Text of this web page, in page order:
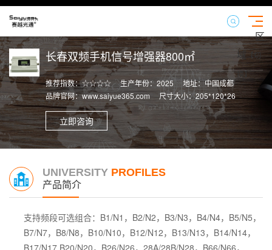
区
域【切
换】
长春双频手机信号增强器800㎡
推荐指数：☆☆☆☆ 生产年份：2025
地址：中国成都
品牌官网：www.saiyue365.com
尺寸大小：205*120*26
立即咨询
UNIVERSITY PROFILES
产品简介
支持频段可选组合： B1/N1，B2/N2，B3/N3，B4/N4，B5/N5，
B7/N7，B8/N8，B10/N10，B12/N12，B13/N13，B14/N14，
B17/N17,B20/N20，B26/N26，28A/28B/N28，B66/N66，